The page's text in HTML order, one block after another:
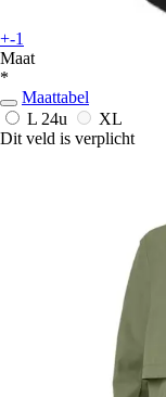
+-1
Maat
*
Maattabel
L 24u
XL
Dit veld is verplicht